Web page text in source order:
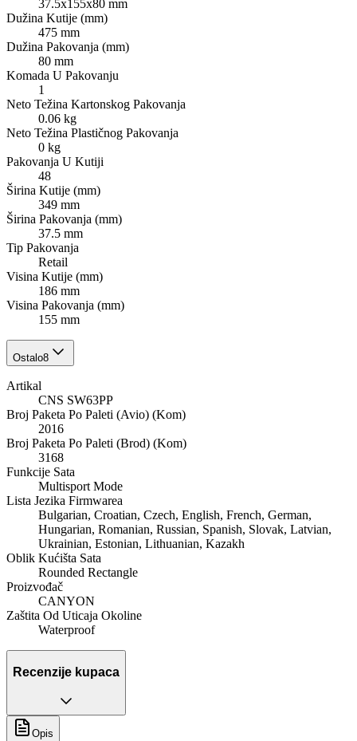
37.5x155x80 mm
Dužina Kutije (mm)
475 mm
Dužina Pakovanja (mm)
80 mm
Komada U Pakovanju
1
Neto Težina Kartonskog Pakovanja
0.06 kg
Neto Težina Plastičnog Pakovanja
0 kg
Pakovanja U Kutiji
48
Širina Kutije (mm)
349 mm
Širina Pakovanja (mm)
37.5 mm
Tip Pakovanja
Retail
Visina Kutije (mm)
186 mm
Visina Pakovanja (mm)
155 mm
Ostalo8
Artikal
CNS SW63PP
Broj Paketa Po Paleti (Avio) (Kom)
2016
Broj Paketa Po Paleti (Brod) (Kom)
3168
Funkcije Sata
Multisport Mode
Lista Jezika Firmwarea
Bulgarian, Croatian, Czech, English, French, German,
Hungarian, Romanian, Russian, Spanish, Slovak, Latvian,
Ukrainian, Estonian, Lithuanian, Kazakh
Oblik Kućišta Sata
Rounded Rectangle
Proizvođač
CANYON
Zaštita Od Uticaja Okoline
Waterproof
Recenzije kupaca
Opis